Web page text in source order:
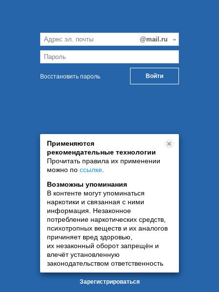
Восстановить пароль
Применяются
рекомендательные технологии
Прочитать правила их применении
можно по ссылке
Возможны упоминания
В контенте могут упоминаться
наркотики и связанная с ними
информация. Незаконное
потребление наркотических средств,
психотропных веществ и их аналогов
причиняет вред здоровью,
их незаконный оборот запрещён и
влечёт установленную
законодательством ответственность
Зарегистрироваться